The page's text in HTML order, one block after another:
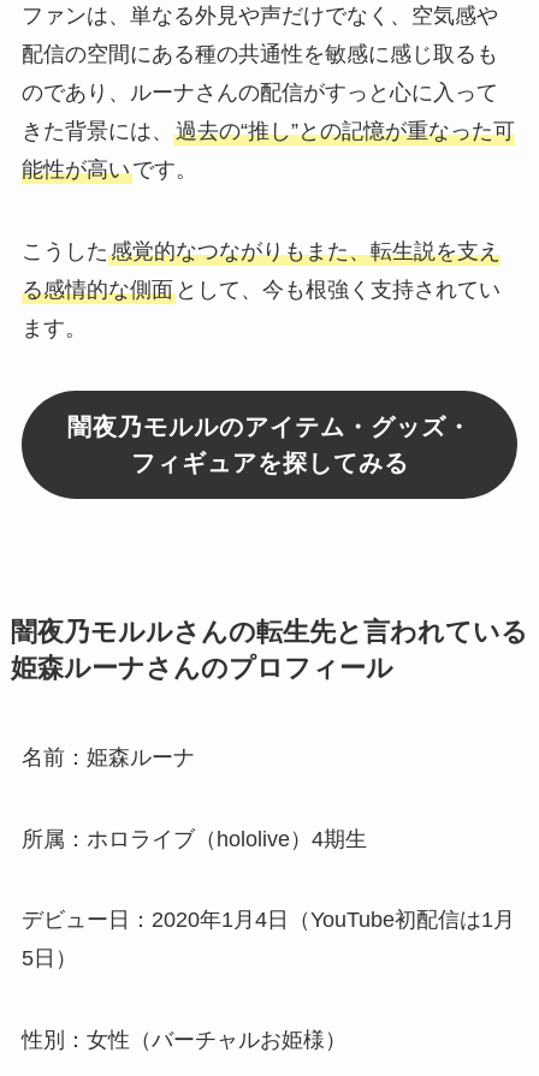
ファンは、単なる外見や声だけでなく、空気感や
配信の空間にある種の共通性を敏感に感じ取るも
のであり、ルーナさんの配信がすっと心に入って
きた背景には、 過去の“推し”との記憶が重なった可
能性が高いです。
こうした感覚的なつながりもまた、転生説を支え
る感情的な側面として、今も根強く支持されてい
ます。
闇夜乃モルルのアイテム・グッズ・
フィギュアを探してみる
闇夜乃モルルさんの転生先と言われている
姫森ルーナさんのプロフィール
名前：姫森ルーナ
所属：ホロライブ（hololive）4期生
デビュー日：2020年1月4日（YouTube初配信は1月
5日）
性別：女性（バーチャルお姫様）